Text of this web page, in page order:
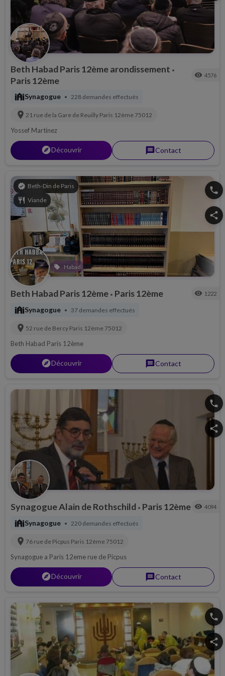
Beth Habad Paris 12ème arondissement •
Paris 12ème visibility 4576
synagogueSynagogue • 228 demandes effectués
location_on 21 rue de la Gare de Reuilly Paris 12ème 75012
Yossef Martinez
explorerDécouvrir messageContact
verified Beth-Din de Paris
restaurant Viande
local_offer Habad
phone
share
Beth Habad Paris 12ème • Paris 12ème visibility 1222
synagogueSynagogue • 37 demandes effectués
location_on 52 rue de Bercy Paris 12ème 75012
Beth Habad Paris 12ème
explorerDécouvrir messageContact
phone
share
Synagogue Alain de Rothschild • Paris 12ème visibility 4094
synagogueSynagogue • 220 demandes effectués
location_on 76 rue de Picpus Paris 12ème 75012
Synagogue a Paris 12eme rue de Picpus
explorerDécouvrir messageContact
phone
share